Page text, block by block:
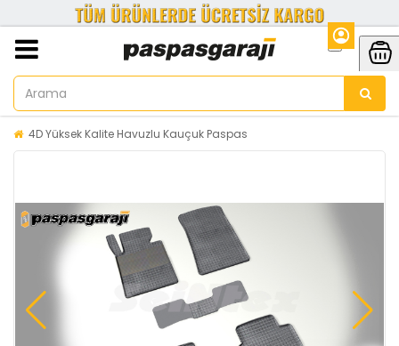
4D Yüksek Kalite Havuzlu Kauçuk Paspas